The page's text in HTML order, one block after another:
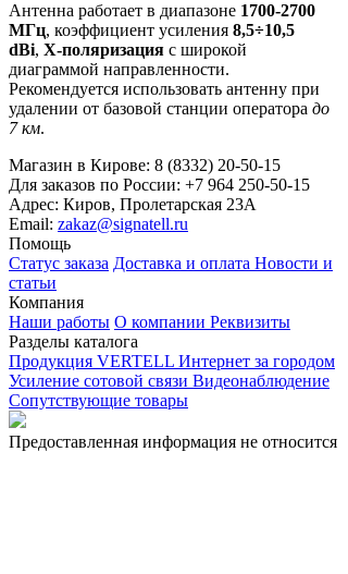
Антенна работает в диапазоне 1700-2700
МГц, коэффициент усиления 8,5÷10,5
dBi, X-поляризация с широкой
диаграммой направленности.
Рекомендуется использовать антенну при
удалении от базовой станции оператора до
7 км.
Магазин в Кирове: 8 (8332) 20-50-15
Для заказов по России: +7 964 250-50-15
Адрес: Киров, Пролетарская 23А
Email: zakaz@signatell.ru
Помощь
Статус заказа Доставка и оплата Новости и
статьи
Компания
Наши работы О компании Реквизиты
Разделы каталога
Продукция VERTELL Интернет за городом
Усиление сотовой связи Видеонаблюдение
Сопутствующие товары
Предоставленная информация не относится